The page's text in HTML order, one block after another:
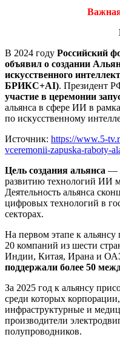
В 2024 году Российский
объявил о создании
искусственного
БРИКС+AI). Президент
участие в церемонии
альянса в сфере ИИ в
по искусственному
Источник: https://www.5-
vceremonii-zapuska-raboty-
Цель создания альянса —
развитию технологий ИИ
Деятельность альянса
цифровых технологий в
секторах.
На первом этапе к альянсу
20 компаний из шести
Индии, Китая, Ирана и
поддержали более 50
За 2025 год к альянсу
среди которых
инфраструктурные и
производители
полупроводников.